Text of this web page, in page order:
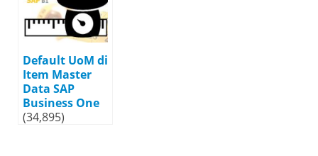
Default UoM di
Item Master
Data SAP
Business One
(34,895)